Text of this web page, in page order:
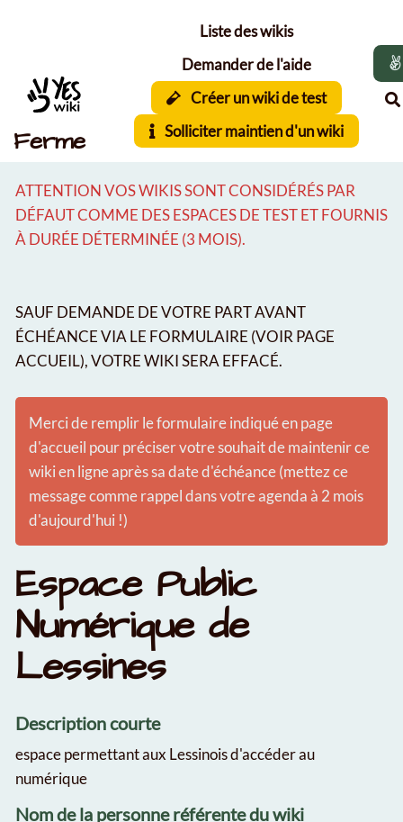
Ferme
Liste des wikis
Demander de l'aide
Créer un wiki de test
Solliciter maintien d'un wiki
ATTENTION VOS WIKIS SONT CONSIDÉRÉS PAR
DÉFAUT COMME DES ESPACES DE TEST ET FOURNIS
À DURÉE DÉTERMINÉE (3 MOIS).
SAUF DEMANDE DE VOTRE PART AVANT
ÉCHÉANCE VIA LE FORMULAIRE (VOIR PAGE
ACCUEIL), VOTRE WIKI SERA EFFACÉ.
Merci de remplir le formulaire indiqué en page
d'accueil pour préciser votre souhait de maintenir ce
wiki en ligne après sa date d'échéance (mettez ce
message comme rappel dans votre agenda à 2 mois
d'aujourd'hui !)
Espace Public
Numérique de
Lessines
Description courte
espace permettant aux Lessinois d'accéder au
numérique
Nom de la personne référente du wiki